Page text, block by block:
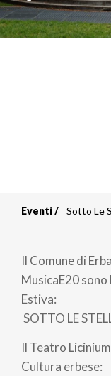
di
pane
Eventi Sotto Le
Il Comune di
MusicaE20
Estiva:
SOTTO LE
Il Teatro
Cultura erbese: